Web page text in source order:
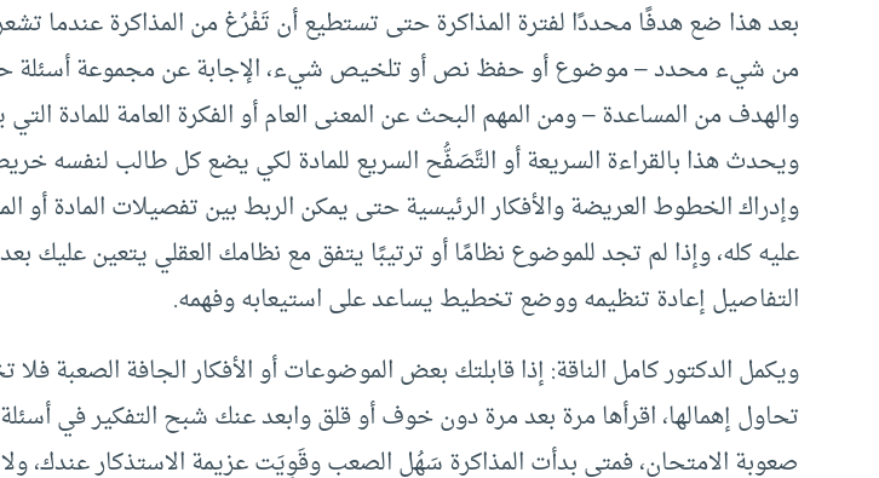
بعد هذا ضع هدفًا محددًا لفترة المذاكرة حتى تستطيع أن تَفْرُغ من المذاكرة عندما
من شيء محدد – موضوع أو حفظ نص أو تلخيص شيء، الإجابة عن مجموعة أسئلة
والهدف من المساعدة – ومن المهم البحث عن المعنى العام أو الفكرة العامة للمادة التي
ويحدث هذا بالقراءة السريعة أو التَّصَفُّح السريع للمادة لكي يضع كل طالب لنفسه
وإدراك الخطوط العريضة والأفكار الرئيسية حتى يمكن الربط بين تفصيلات المادة أو
عليه كله، وإذا لم تجد للموضوع نظامًا أو ترتيبًا يتفق مع نظامك العقلي يتعين عليك بعد
التفاصيل إعادة تنظيمه ووضع تخطيط يساعد على استيعابه وفهمه.
ويكمل الدكتور كامل الناقة: إذا قابلتك بعض الموضوعات أو الأفكار الجافة الصعبة فلا
تحاول إهمالها، اقرأها مرة بعد مرة دون خوف أو قلق وابعد عنك شبح التفكير في
صعوبة الامتحان، فمتى بدأت المذاكرة سَهُل الصعب وقَوِيَت عزيمة الاستذكار عندك،